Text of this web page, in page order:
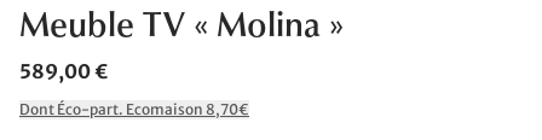
Meuble TV « Molina »
589,00 €
Dont Éco-part. Ecomaison 8,70€